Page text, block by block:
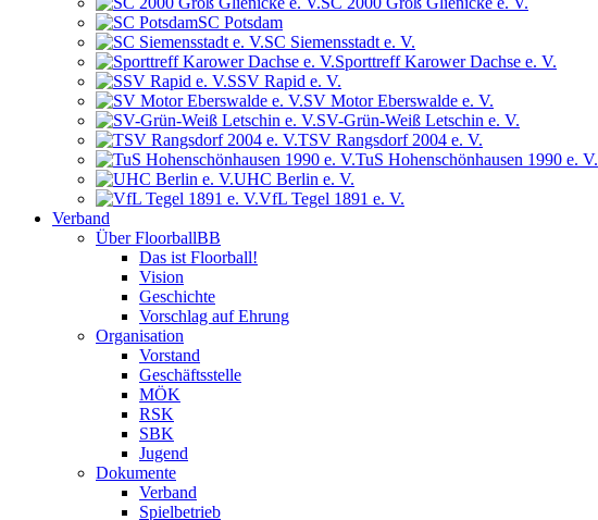
SC Potsdam
SC Siemensstadt e. V.
Sporttreff Karower Dachse e. V.
SSV Rapid e. V.
SV Motor Eberswalde e. V.
SV-Grün-Weiß Letschin e. V.
TSV Rangsdorf 2004 e. V.
TuS Hohenschönhausen 1990 e. V.
UHC Berlin e. V.
VfL Tegel 1891 e. V.
Verband
Über FloorballBB
Das ist Floorball!
Vision
Geschichte
Vorschlag auf Ehrung
Organisation
Vorstand
Geschäftsstelle
MÖK
RSK
SBK
Jugend
Dokumente
Verband
Spielbetrieb